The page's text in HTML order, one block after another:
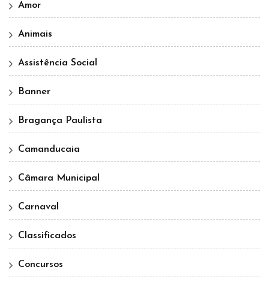
Amor
Animais
Assistência Social
Banner
Bragança Paulista
Camanducaia
Câmara Municipal
Carnaval
Classificados
Concursos